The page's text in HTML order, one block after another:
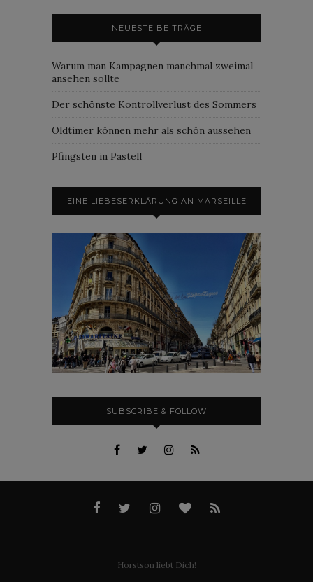
NEUESTE BEITRÄGE
Warum man Kampagnen manchmal zweimal
ansehen sollte
Der schönste Kontrollverlust des Sommers
Oldtimer können mehr als schön aussehen
Pfingsten in Pastell
EINE LIEBESERKLÄRUNG AN MARSEILLE
SUBSCRIBE & FOLLOW
Horstson liebt Dich!